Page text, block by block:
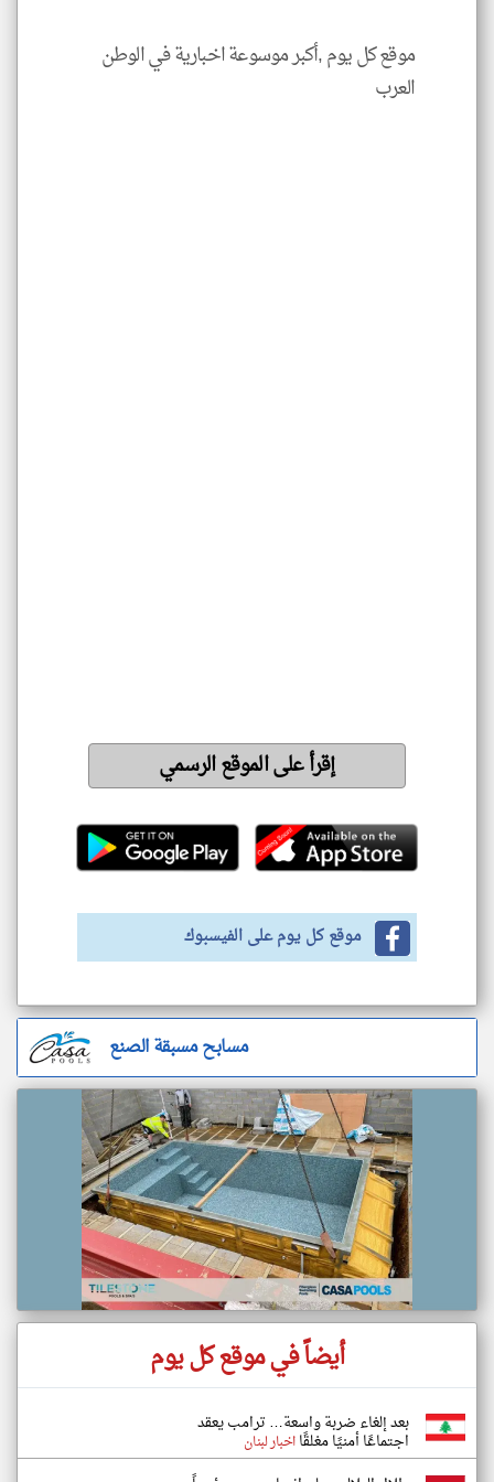
موقع كل يوم ,أكبر موسوعة اخبارية في الوطن
العرب
إقرأ على الموقع الرسمي
موقع كل يوم على الفيسبوك
مسابح مسبقة الصنع
أيضاً في موقع كل يوم
بعد إلغاء ضربة واسعة… ترامب يعقد
اجتماعًا أمنيًا مغلقًااخبار لبنان